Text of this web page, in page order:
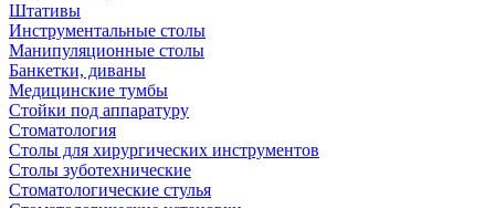
Штативы
Инструментальные столы
Манипуляционные столы
Банкетки, диваны
Медицинские тумбы
Стойки под аппаратуру
Стоматология
Столы для хирургических инструментов
Столы зуботехнические
Стоматологические стулья